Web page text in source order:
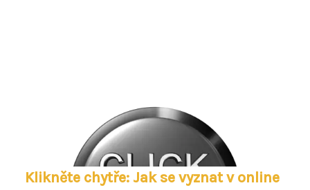
Klikněte chytře: Jak se vyznat v online